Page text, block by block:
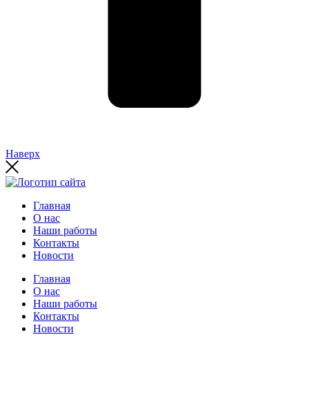
Наверх
Главная
О нас
Наши работы
Контакты
Новости
Главная
О нас
Наши работы
Контакты
Новости